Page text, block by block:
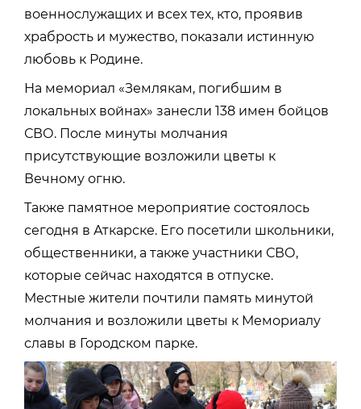
военнослужащих и всех тех, кто, проявив
храбрость и мужество, показали истинную
любовь к Родине.
На мемориал «Землякам, погибшим в
локальных войнах» занесли 138 имен бойцов
СВО. После минуты молчания
присутствующие возложили цветы к
Вечному огню.
Также памятное мероприятие состоялось
сегодня в Аткарске. Его посетили школьники,
общественники, а также участники СВО,
которые сейчас находятся в отпуске.
Местные жители почтили память минутой
молчания и возложили цветы к Мемориалу
славы в Городском парке.